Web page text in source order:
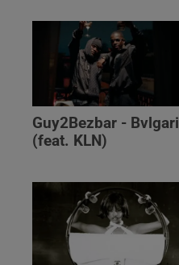
Guy2Bezbar - Bvlgari
(feat. KLN)